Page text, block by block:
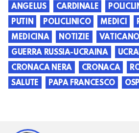
ANGELUS
CARDINALE
PUTIN
POLICLINICO MEDICI
MEDICINA
NOTIZIE
VATICANO
GUERRA RUSSIA-UCRAINA
CRONACA NERA
CRONACA
SALUTE
PAPA FRANCESCO